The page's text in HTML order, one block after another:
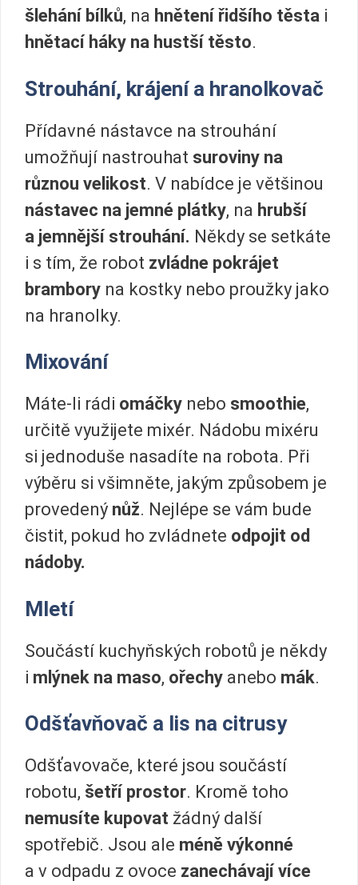
šlehání bílků, na hnětení řidšího těsta i
hnětací háky na hustší těsto.
Strouhání, krájení a hranolkovač
Přídavné nástavce na strouhání
umožňují nastrouhat suroviny na
různou velikost. V nabídce je většinou
nástavec na jemné plátky, na hrubší
a jemnější strouhání. Někdy se setkáte
i s tím, že robot zvládne pokrájet
brambory na kostky nebo proužky jako
na hranolky.
Mixování
Máte-li rádi omáčky nebo smoothie,
určitě využijete mixér. Nádobu mixéru
si jednoduše nasadíte na robota. Při
výběru si všimněte, jakým způsobem je
provedený nůž. Nejlépe se vám bude
čistit, pokud ho zvládnete odpojit od
nádoby.
Mletí
Součástí kuchyňských robotů je někdy
i mlýnek na maso, ořechy anebo mák.
Odšťavňovač a lis na citrusy
Odšťavovače, které jsou součástí
robotu, šetří prostor. Kromě toho
nemusíte kupovat žádný další
spotřebič. Jsou ale méně výkonné
a v odpadu z ovoce zanechávají více